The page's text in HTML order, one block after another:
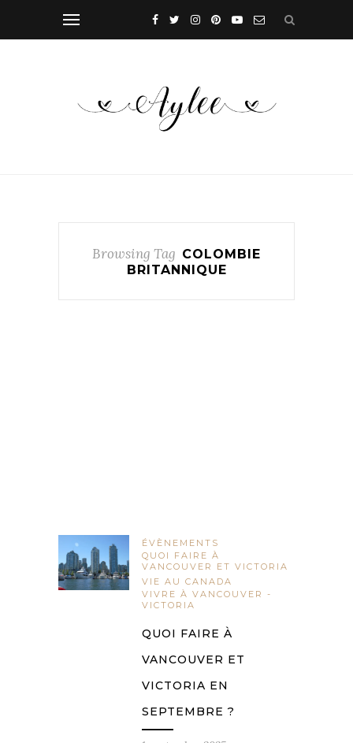
Browsing Tag COLOMBIE
BRITANNIQUE
ÉVÈNEMENTS
QUOI FAIRE À
VANCOUVER ET VICTORIA
VIE AU CANADA
VIVRE À VANCOUVER -
VICTORIA
QUOI FAIRE À
VANCOUVER ET
VICTORIA EN
SEPTEMBRE ?